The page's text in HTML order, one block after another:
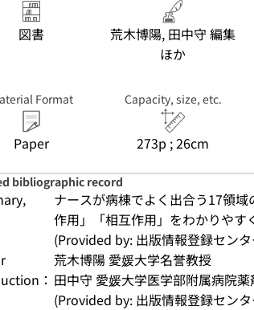
図書
荒木博陽, 田中守 編集
ほか
Format
Paper
Capacity, size, etc.
273p ; 26cm
bibliographic record
ナースが病棟でよく出合う17領
作用」「相互作用」をわかりやす
(Provided by: 出版情報登録セン
：
荒木博陽 愛媛大学名誉教授
田中守 愛媛大学医学部附属病院
(Provided by: 出版情報登録セン